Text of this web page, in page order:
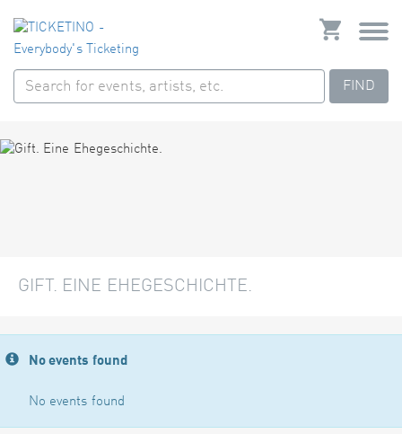
FIND
GIFT. EINE EHEGESCHICHTE.
No events found
No events found